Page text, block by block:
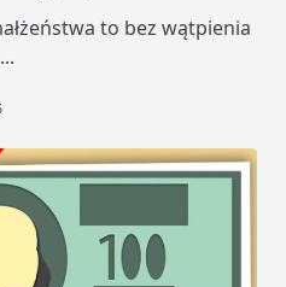
to bez wątpienia
...